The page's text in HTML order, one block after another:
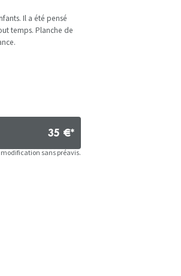
Il a été pensé
temps. Planche de
35 €*
sans préavis.